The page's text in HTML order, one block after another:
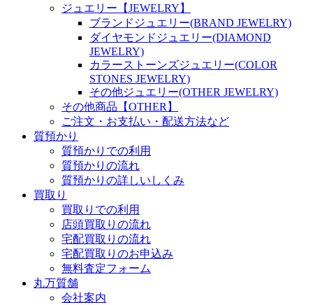
ジュエリー【JEWELRY】
ブランドジュエリー(BRAND JEWELRY)
ダイヤモンドジュエリー(DIAMOND
JEWELRY)
カラーストーンズジュエリー(COLOR
STONES JEWELRY)
その他ジュエリー(OTHER JEWELRY)
その他商品【OTHER】
ご注文・お支払い・配送方法など
質預かり
質預かりでの利用
質預かりの流れ
質預かりの詳しいしくみ
買取り
買取りでの利用
店頭買取りの流れ
宅配買取りの流れ
宅配買取りのお申込み
無料査定フォーム
丸万質舗
会社案内